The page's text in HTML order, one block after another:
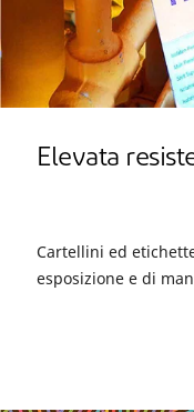
Elevata
Cartellini ed
esposizione e di